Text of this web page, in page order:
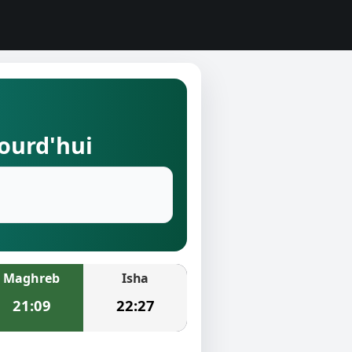
Maghreb
21:09
Isha
22:27